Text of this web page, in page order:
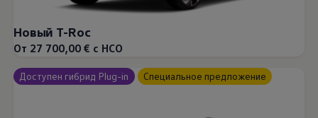
Новый T-Roc
От 27 700,00 € с НСО
Доступен гибрид Plug-in Специальное предложение